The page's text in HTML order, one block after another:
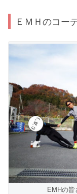
ＥＭＨのコー
EMHの皆